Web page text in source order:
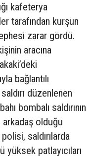
kafeterya
tarafından kurşun
zarar gördü.
aracına
bağlantılı
düzenlenen
bombalı saldırının
olduğu
saldırılarda
yüksek patlayıcıları